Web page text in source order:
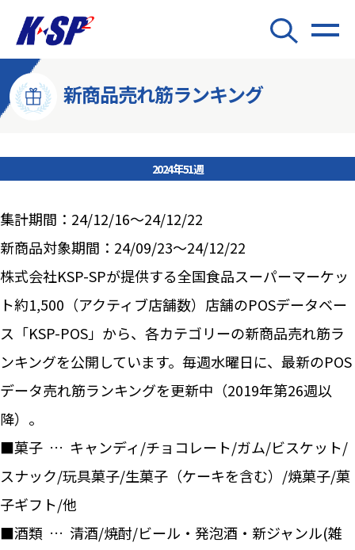
新商品売れ筋ランキング
2024年51週
集計期間：24/12/16～24/12/22
新商品対象期間：24/09/23～24/12/22
株式会社KSP-SPが提供する全国食品スーパーマーケッ
ト約1,500（アクティブ店舗数）店舗のPOSデータベー
ス「KSP-POS」から、各カテゴリーの新商品売れ筋ラ
ンキングを公開しています。毎週水曜日に、最新のPOS
データ売れ筋ランキングを更新中（2019年第26週以
降）。
■菓子 … キャンディ/チョコレート/ガム/ビスケット/
スナック/玩具菓子/生菓子（ケーキを含む）/焼菓子/菓
子ギフト/他
■酒類 … 清酒/焼酎/ビール・発泡酒・新ジャンル(雑